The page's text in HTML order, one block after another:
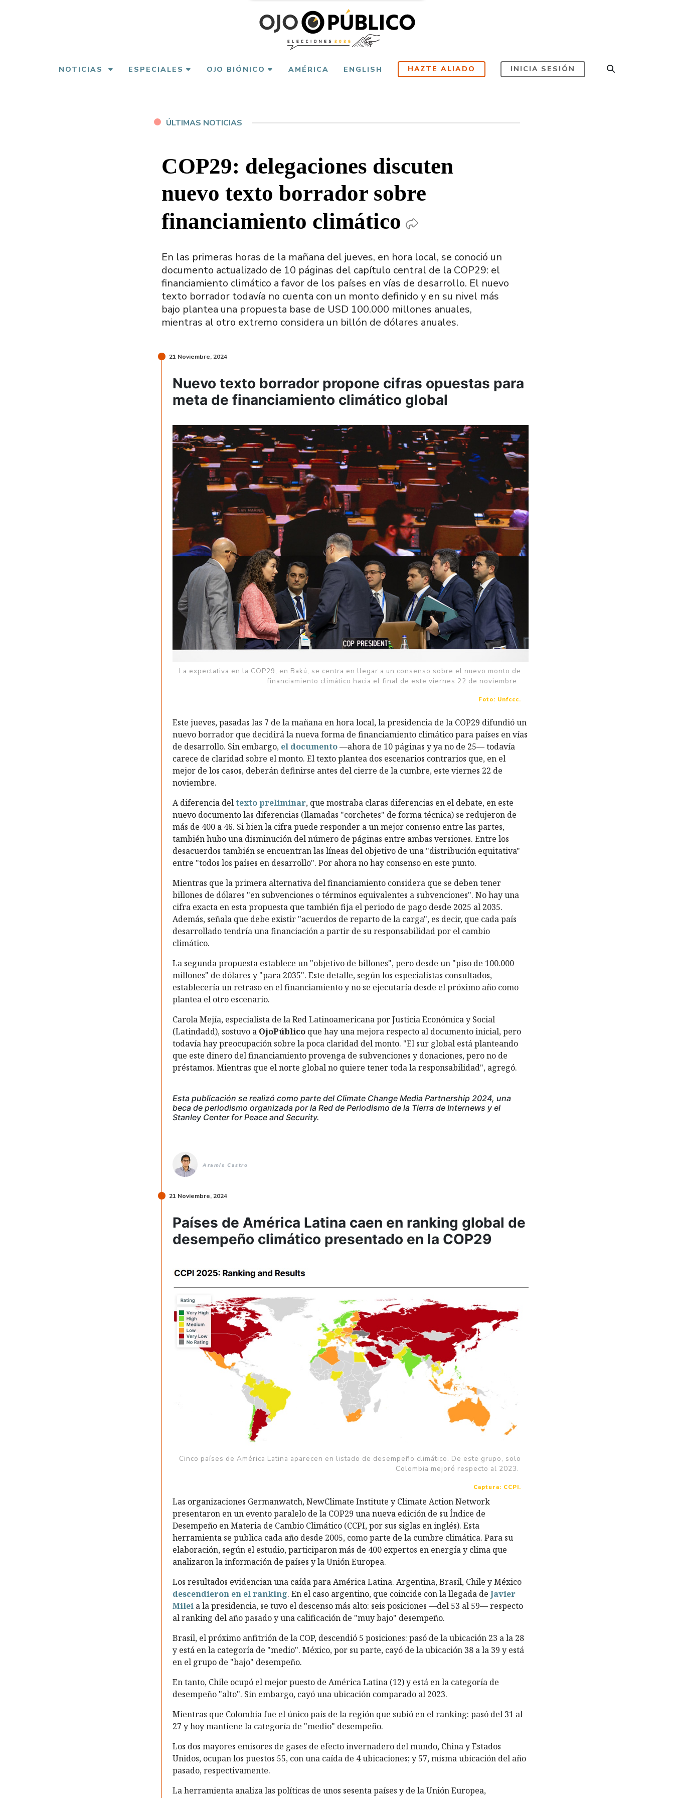
NOTICIAS ESPECIALES OJO BIÓNICO AMÉRICA ENGLISH HAZTE ALIADO INICIA SESIÓN
ÚLTIMAS NOTICIAS
COP29: delegaciones discuten
nuevo texto borrador sobre
financiamiento climático
En las primeras horas de la mañana del jueves, en hora local, se conoció un
documento actualizado de 10 páginas del capítulo central de la COP29: el
financiamiento climático a favor de los países en vías de desarrollo. El nuevo
texto borrador todavía no cuenta con un monto definido y en su nivel más
bajo plantea una propuesta base de USD 100.000 millones anuales,
mientras al otro extremo considera un billón de dólares anuales.
21 Noviembre, 2024
Nuevo texto borrador propone cifras opuestas para
meta de financiamiento climático global
La expectativa en la COP29, en Bakú, se centra en llegar a un consenso sobre el nuevo monto de
financiamiento climático hacia el final de este viernes 22 de noviembre.
Foto: Unfccc.
Este jueves, pasadas las 7 de la mañana en hora local, la presidencia de la COP29 difundió un
nuevo borrador que decidirá la nueva forma de financiamiento climático para países en vías
de desarrollo. Sin embargo, el documento—ahora de 10 páginas y ya no de 25— todavía
carece de claridad sobre el monto. El texto plantea dos escenarios contrarios que, en el
mejor de los casos, deberán definirse antes del cierre de la cumbre, este viernes 22 de
noviembre.
A diferencia deltexto preliminar, que mostraba claras diferencias en el debate, en este
nuevo documento las diferencias (llamadas "corchetes" de forma técnica) se redujeron de
más de 400 a 46. Si bien la cifra puede responder a un mejor consenso entre las partes,
también hubo una disminución del número de páginas entre ambas versiones. Entre los
desacuerdos también se encuentran las líneas del objetivo de una "distribución equitativa"
entre "todos los países en desarrollo". Por ahora no hay consenso en este punto.
Mientras que la primera alternativa del financiamiento considera que se deben tener
billones de dólares "en subvenciones o términos equivalentes a subvenciones". No hay una
cifra exacta en esta propuesta que también fija el periodo de pago desde 2025 al 2035.
Además, señala que debe existir "acuerdos de reparto de la carga", es decir, que cada país
desarrollado tendría una financiación a partir de su responsabilidad por el cambio
climático.
La segunda propuesta establece un "objetivo de billones", pero desde un "piso de 100.000
millones" de dólares y "para 2035". Este detalle, según los especialistas consultados,
establecería un retraso en el financiamiento y no se ejecutaría desde el próximo año como
plantea el otro escenario.
Carola Mejía, especialista de la Red Latinoamericana por Justicia Económica y Social
(Latindadd), sostuvo a OjoPúblico que hay una mejora respecto al documento inicial, pero
todavía hay preocupación sobre la poca claridad del monto. "El sur global está planteando
que este dinero del financiamiento provenga de subvenciones y donaciones, pero no de
préstamos. Mientras que el norte global no quiere tener toda la responsabilidad", agregó.
Esta publicación se realizó como parte del Climate Change Media Partnership 2024, una
beca de periodismo organizada por la Red de Periodismo de la Tierra de Internews y el
Stanley Center for Peace and Security.
Aramís Castro
21 Noviembre, 2024
Países de América Latina caen en ranking global de
desempeño climático presentado en la COP29
Cinco países de América Latina aparecen en listado de desempeño climático. De este grupo, solo
Colombia mejoró respecto al 2023.
Captura: CCPI.
Las organizaciones Germanwatch, NewClimate Institute y Climate Action Network
presentaron en un evento paralelo de la COP29 una nueva edición de su Índice de
Desempeño en Materia de Cambio Climático (CCPI, por sus siglas en inglés). Esta
herramienta se publica cada año desde 2005, como parte de la cumbre climática. Para su
elaboración, según el estudio, participaron más de 400 expertos en energía y clima que
analizaron la información de países y la Unión Europea.
Los resultados evidencian una caída para América Latina. Argentina, Brasil, Chile y México
descendieron en el ranking. En el caso argentino, que coincide con la llegada de Javier
Milei a la presidencia, se tuvo el descenso más alto: seis posiciones —del 53 al 59— respecto
al ranking del año pasado y una calificación de "muy bajo" desempeño.
Brasil, el próximo anfitrión de la COP, descendió 5 posiciones: pasó de la ubicación 23 a la 28
y está en la categoría de "medio". México, por su parte, cayó de la ubicación 38 a la 39 y está
en el grupo de "bajo" desempeño.
En tanto, Chile ocupó el mejor puesto de América Latina (12) y está en la categoría de
desempeño "alto". Sin embargo, cayó una ubicación comparado al 2023.
Mientras que Colombia fue el único país de la región que subió en el ranking: pasó del 31 al
27 y hoy mantiene la categoría de "medio" desempeño.
Los dos mayores emisores de gases de efecto invernadero del mundo, China y Estados
Unidos, ocupan los puestos 55, con una caída de 4 ubicaciones; y 57, misma ubicación del año
pasado, respectivamente.
La herramienta analiza las políticas de unos sesenta países y de la Unión Europea,